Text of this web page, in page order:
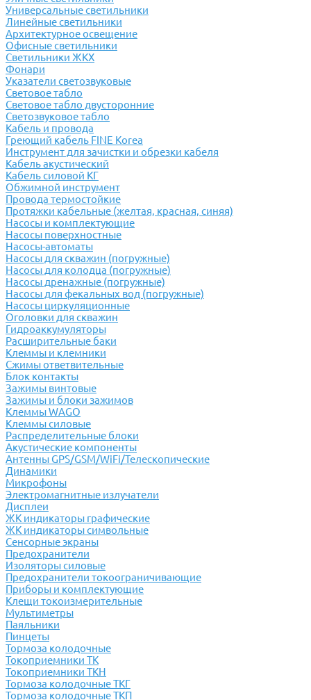
Универсальные светильники
Линейные светильники
Архитектурное освещение
Офисные светильники
Светильники ЖКХ
Фонари
Указатели светозвуковые
Световое табло
Световое табло двусторонние
Светозвуковое табло
Кабель и провода
Греющий кабель FINE Korea
Инструмент для зачистки и обрезки кабеля
Кабель акустический
Кабель силовой КГ
Обжимной инструмент
Провода термостойкие
Протяжки кабельные (желтая, красная, синяя)
Насосы и комплектующие
Насосы поверхностные
Насосы-автоматы
Насосы для скважин (погружные)
Насосы для колодца (погружные)
Насосы дренажные (погружные)
Насосы для фекальных вод (погружные)
Насосы циркуляционные
Оголовки для скважин
Гидроаккумуляторы
Расширительные баки
Клеммы и клемники
Cжимы ответвительные
Блок контакты
Зажимы винтовые
Зажимы и блоки зажимов
Клеммы WAGO
Клеммы силовые
Распределительные блоки
Акустические компоненты
Антенны GPS/GSM/WiFi/Телескопические
Динамики
Микрофоны
Электромагнитные излучатели
Дисплеи
ЖК индикаторы графические
ЖК индикаторы символьные
Сенсорные экраны
Предохранители
Изоляторы силовые
Предохранители токоограничивающие
Приборы и комплектующие
Клещи токоизмерительные
Мультиметры
Паяльники
Пинцеты
Тормоза колодочные
Токоприемники ТК
Токоприемники ТКН
Тормоза колодочные ТКГ
Тормоза колодочные ТКП